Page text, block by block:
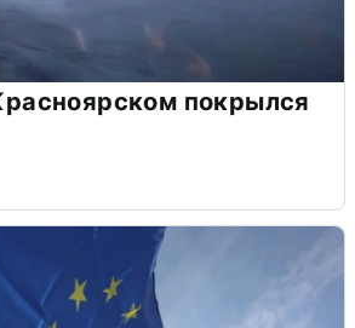
покрылся